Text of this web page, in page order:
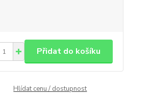
Přidat do košíku
Hlídat cenu / dostupnost